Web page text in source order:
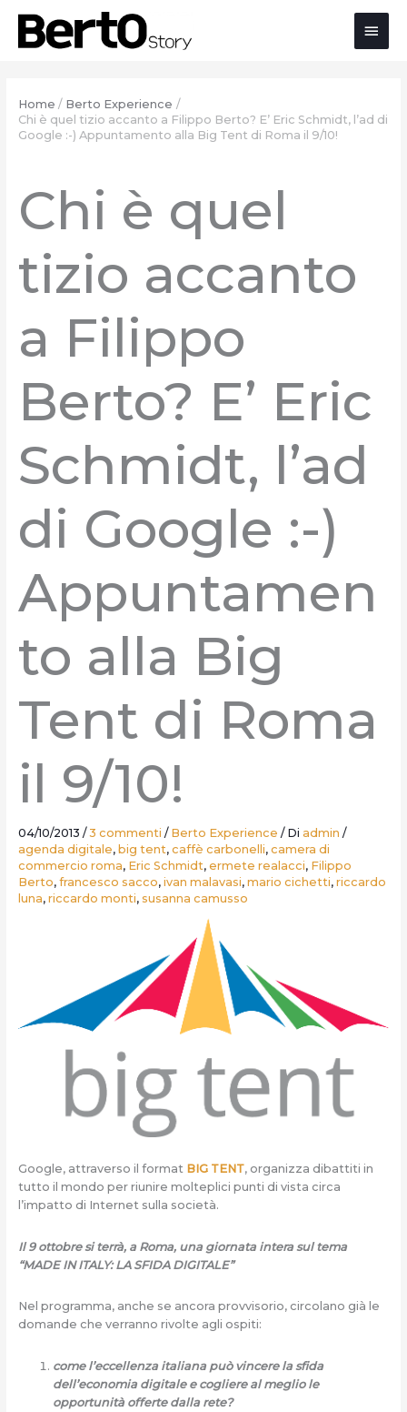
contenuto
navigazione
contenuto
Home
Berto Experience
Chi è quel tizio accanto a Filippo Berto? E’ Eric Schmidt, l’ad di
Google :-) Appuntamento alla Big Tent di Roma il 9/10!
Chi è quel
tizio accanto
a Filippo
Berto? E’ Eric
Schmidt, l’ad
di Google :-)
Appuntamen
to alla Big
Tent di Roma
il 9/10!
04/10/2013 /3 commenti / Berto Experience / Di admin /
agenda digitale, big tent, caffè carbonelli, camera di
commercio roma, Eric Schmidt, ermete realacci, Filippo
Berto, francesco sacco, ivan malavasi, mario cichetti, riccardo
luna, riccardo monti, susanna camusso
Google, attraverso il format BIG TENT, organizza dibattiti in
tutto il mondo per riunire molteplici punti di vista circa
l’impatto di Internet sulla società.
Il 9 ottobre si terrà, a Roma, una giornata intera sul tema
“MADE IN ITALY: LA SFIDA DIGITALE”
Nel programma, anche se ancora provvisorio, circolano già le
domande che verranno rivolte agli ospiti:
come l’eccellenza italiana può vincere la sfida
dell’economia digitale e cogliere al meglio le
opportunità offerte dalla rete?